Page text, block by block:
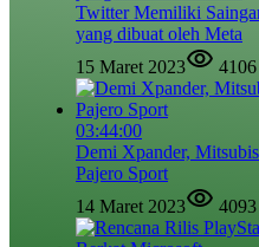
Twitter Memiliki
yang dibuat oleh Meta
15 Maret 2023
4106
03:44:00
Demi Xpander,
Pajero Sport
14 Maret 2023
4093